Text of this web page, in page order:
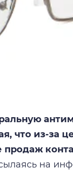
что из-за
на